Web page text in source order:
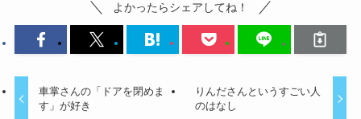
よかったらシェアしてね！
車掌さんの「ドアを閉めま
す」が好き
りんださんというすごい人
のはなし